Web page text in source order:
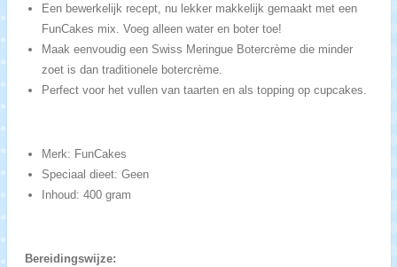
Een bewerkelijk recept, nu lekker makkelijk gemaakt met een
FunCakes mix. Voeg alleen water en boter toe!
Maak eenvoudig een Swiss Meringue Botercrème die minder
zoet is dan traditionele botercrème.
Perfect voor het vullen van taarten en als topping op cupcakes.
Merk: FunCakes
Speciaal dieet: Geen
Inhoud: 400 gram
Bereidingswijze: